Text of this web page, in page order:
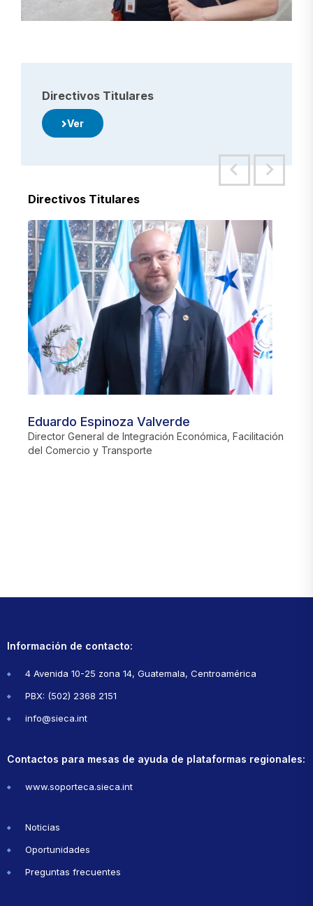
Directivos Titulares
Ver
Directivos Titulares
Eduardo Espinoza Valverde
Director General de Integración Económica, Facilitación
del Comercio y Transporte
Información de contacto:
4 Avenida 10-25 zona 14, Guatemala, Centroamérica
PBX: (502) 2368 2151
info@sieca.int
Contactos para mesas de ayuda de plataformas regionales:
www.soporteca.sieca.int
Noticias
Oportunidades
Preguntas frecuentes